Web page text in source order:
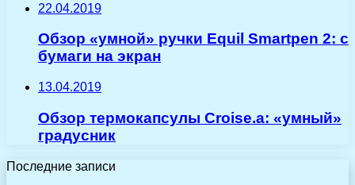
22.04.2019
Обзор «умной» ручки Equil Smartpen 2: с
бумаги на экран
13.04.2019
Обзор термокапсулы Croise.a: «умный»
градусник
Последние записи